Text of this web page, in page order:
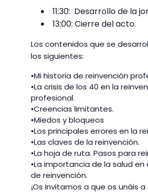
11:30: Desarrollo de la
13:00: Cierre del acto.
Los contenidos que se
los siguientes:
•Mi historia de reinvención
•La crisis de los 40 en la
profesional.
•Creencias limitantes.
•Miedos y bloqueos
•Los principales errores en la
•Las claves de la reinvención.
•La hoja de ruta. Pasos para
•La importancia de la salud en
de reinvención.
¡Os Invitamos a que os unáis